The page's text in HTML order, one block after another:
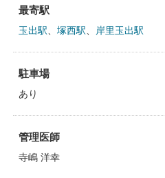
最寄駅
玉出駅 塚西駅 岸里玉出駅
駐車場
あり
管理医師
寺嶋 洋幸